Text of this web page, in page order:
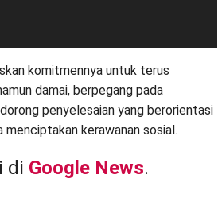
komitmennya untuk terus
damai, berpegang pada
penyelesaian yang berorientasi
kerawanan sosial.
di Google News.